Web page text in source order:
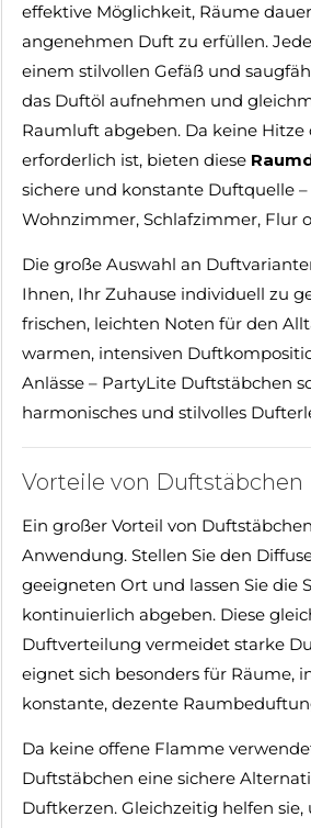
effektive Möglichkeit, Räume
angenehmen Duft zu erfüllen.
einem stilvollen Gefäß und
das Duftöl aufnehmen und
Raumluft abgeben. Da keine
erforderlich ist, bieten diese
sichere und konstante Duftquelle
Wohnzimmer, Schlafzimmer, Flur
Die große Auswahl an
Ihnen, Ihr Zuhause individuell zu
frischen, leichten Noten für den
warmen, intensiven
Anlässe – PartyLite Duftstäbchen
harmonisches und stilvolles
Vorteile von Duftstäbchen
Ein großer Vorteil von
Anwendung. Stellen Sie den
geeigneten Ort und lassen Sie die
kontinuierlich abgeben. Diese
Duftverteilung vermeidet starke
eignet sich besonders für Räume,
konstante, dezente
Da keine offene Flamme
Duftstäbchen eine sichere
Duftkerzen. Gleichzeitig helfen